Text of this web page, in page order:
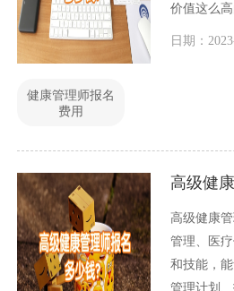
价值这么
名费用多少
日期：
健康管理师报名
费用
高级健康
管理、医
和技能，
管理计划